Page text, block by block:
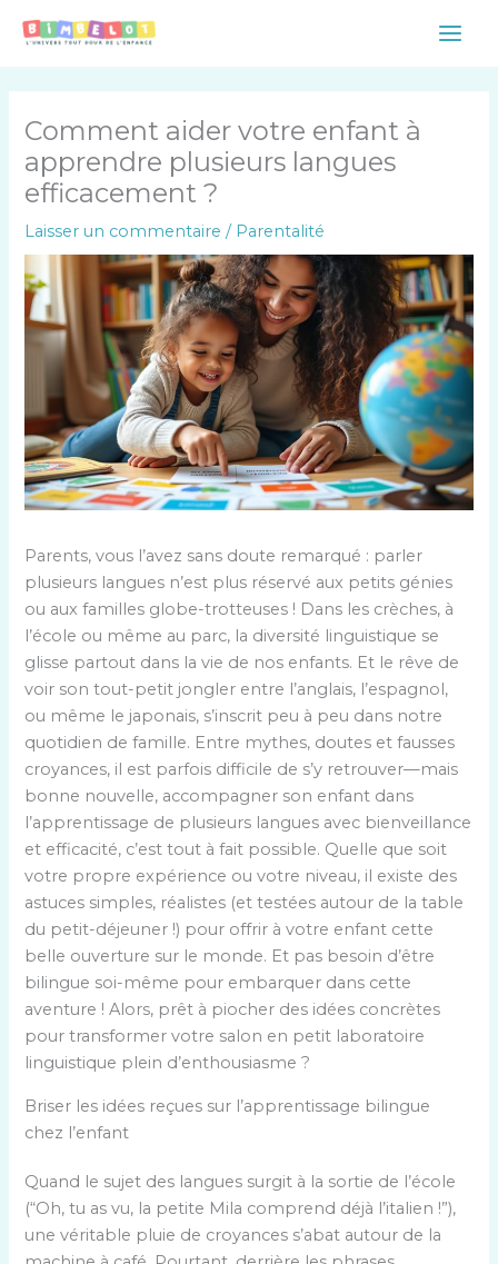
Main
Comment aider votre enfant à
apprendre plusieurs langues
efficacement ?
Laisser un commentaire / Parentalité
Parents, vous l’avez sans doute remarqué : parler
plusieurs langues n’est plus réservé aux petits génies
ou aux familles globe-trotteuses ! Dans les crèches, à
l’école ou même au parc, la diversité linguistique se
glisse partout dans la vie de nos enfants. Et le rêve de
voir son tout-petit jongler entre l’anglais, l’espagnol,
ou même le japonais, s’inscrit peu à peu dans notre
quotidien de famille. Entre mythes, doutes et fausses
croyances, il est parfois difficile de s’y retrouver—mais
bonne nouvelle, accompagner son enfant dans
l’apprentissage de plusieurs langues avec bienveillance
et efficacité, c’est tout à fait possible. Quelle que soit
votre propre expérience ou votre niveau, il existe des
astuces simples, réalistes (et testées autour de la table
du petit-déjeuner !) pour offrir à votre enfant cette
belle ouverture sur le monde. Et pas besoin d’être
bilingue soi-même pour embarquer dans cette
aventure ! Alors, prêt à piocher des idées concrètes
pour transformer votre salon en petit laboratoire
linguistique plein d’enthousiasme ?
Briser les idées reçues sur l’apprentissage bilingue
chez l’enfant
Quand le sujet des langues surgit à la sortie de l’école
(“Oh, tu as vu, la petite Mila comprend déjà l’italien !”),
une véritable pluie de croyances s’abat autour de la